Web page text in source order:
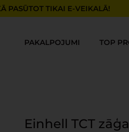
PASŪTOT TIKAI E-VEIKALĀ!
PAKALPOJUMI TOP
Einhell TCT